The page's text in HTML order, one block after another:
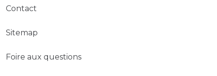
Contact
Sitemap
Foire aux questions